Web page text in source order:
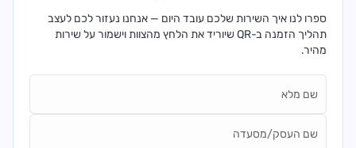
ספרו לנו איך השירות שלכם עובד היום — אנחנו נעזור לכם לעצב
תהליך הזמנה ב-QR שיוריד את הלחץ מהצוות וישמור על שירות
מהיר.
Name*
Business Name*